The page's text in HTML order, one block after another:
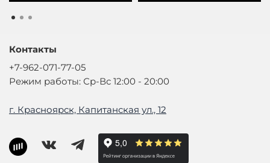
Контакты
+7-962-071-77-05
Режим работы: Ср-Вс 12:00 - 20:00
г. Красноярск, Капитанская ул., 12